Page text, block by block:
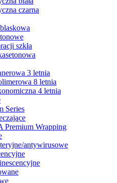
czarna
szkła
3 letnia
8 letnia
4 letnia
Series
Premium Wrapping
antywirusowe